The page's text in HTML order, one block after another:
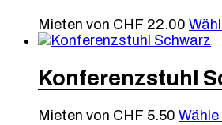
Mieten von CHF 22.00
Konferenzstuhl
Mieten von CHF 5.50